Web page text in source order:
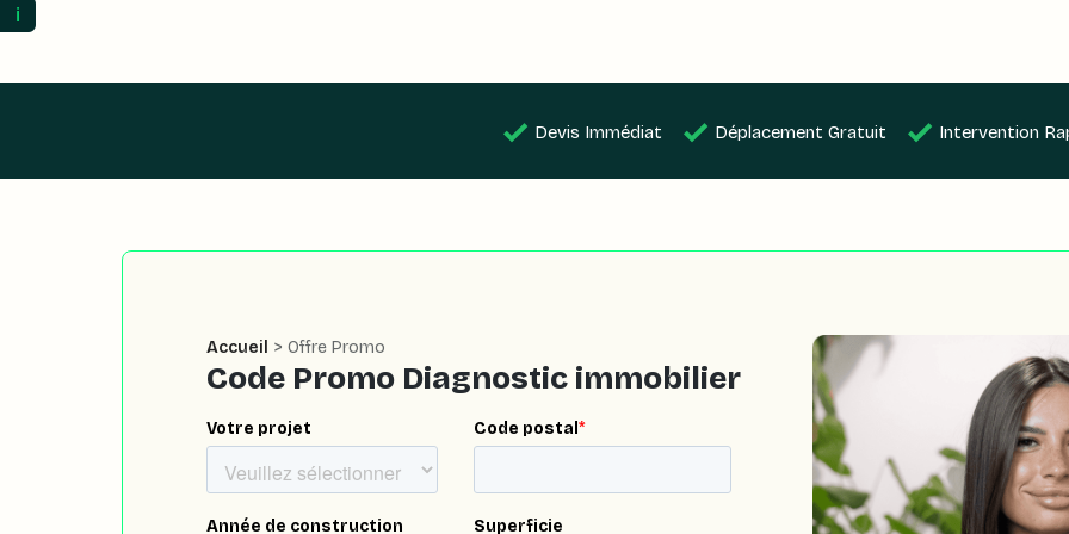
Devis Immédiat Déplacement Gratuit Intervention
Accueil > Offre Promo
Code Promo Diagnostic immobilier
ℹ️